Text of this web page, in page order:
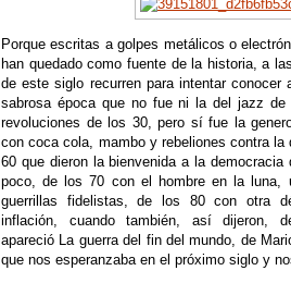
Porque escritas a golpes metálicos o
han quedado como fuente de la historia, a
de este siglo recurren para intentar conocer
sabrosa época que no fue ni la del jazz
revoluciones de los 30, pero sí fue la
con coca cola, mambo y rebeliones contra la
60 que dieron la bienvenida a la
poco, de los 70 con el hombre en la luna,
guerrillas fidelistas, de los 80 con otra
inflación, cuando también, así dijeron,
apareció La guerra del fin del mundo, de
que nos esperanzaba en el próximo siglo y